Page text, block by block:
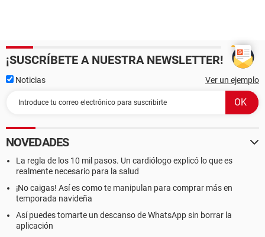
¡SUSCRÍBETE A NUESTRA NEWSLETTER!
Noticias Ver un ejemplo
NOVEDADES
La regla de los 10 mil pasos. Un cardiólogo explicó lo que es
realmente necesario para la salud
¡No caigas! Así es como te manipulan para comprar más en
temporada navideña
Así puedes tomarte un descanso de WhatsApp sin borrar la
aplicación